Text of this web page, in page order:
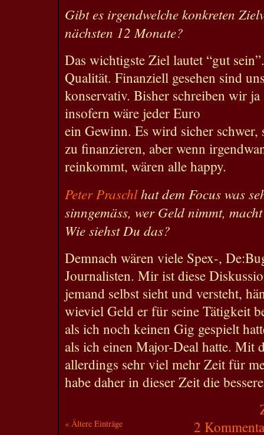
Gibt es irgendwelche konkreten
nächsten 12 Monate?
Das wichtigste Ziel lautet “gut
Qualität. Finanziell gesehen sind
konservativ. Bisher schreiben wir
insofern wäre jeder Euro
ein Gewinn. Es wird sicher
zu finanzieren, aber wenn
reinkommt, wären alle happy.
Peter Praschlhat dem Focus was
sinngemäss, wer Geld nimmt,
Wie siehst Du das?
Demnach wären viele Spex-,
Journalisten. Mir ist diese
jemand selbst sieht und versteht,
wieviel Geld er für seine Tätigkeit
als ich noch keinen Gig gespielt
als ich einen Major-Deal hatte. Mit
allerdings sehr viel mehr Zeit für
habe daher in dieser Zeit die
« Ältere Einträge 2